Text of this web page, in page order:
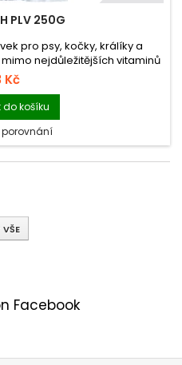
PLV 250G
pro psy, kočky, králíky a
nejdůležitějších vitaminů
látek v optimálním poměru
kvalitu srsti a opeření.
Kč
do košíku
porovnání
VŠE
Facebook